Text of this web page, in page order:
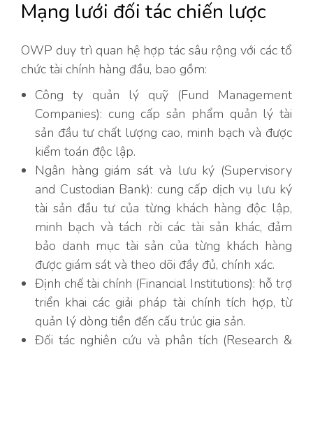
Mạng lưới đối tác chiến lược
OWP duy trì quan hệ hợp tác sâu rộng với các tổ
chức tài chính hàng đầu, bao gồm:
Công ty quản lý quỹ (Fund Management
Companies): cung cấp sản phẩm quản lý tài
sản đầu tư chất lượng cao, minh bạch và được
kiểm toán độc lập.
Ngân hàng giám sát và lưu ký (Supervisory
and Custodian Bank): cung cấp dịch vụ lưu ký
tài sản đầu tư của từng khách hàng độc lập,
minh bạch và tách rời các tài sản khác, đảm
bảo danh mục tài sản của từng khách hàng
được giám sát và theo dõi đầy đủ, chính xác.
Định chế tài chính (Financial Institutions): hỗ trợ
triển khai các giải pháp tài chính tích hợp, từ
quản lý dòng tiền đến cấu trúc gia sản.
Đối tác nghiên cứu và phân tích (Research &